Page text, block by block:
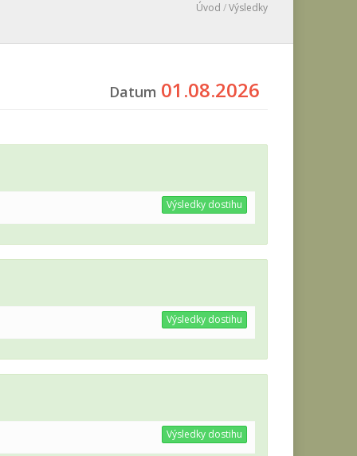
Úvod /Výsledky
Datum 01.08.2026
Výsledky dostihu
Výsledky dostihu
Výsledky dostihu